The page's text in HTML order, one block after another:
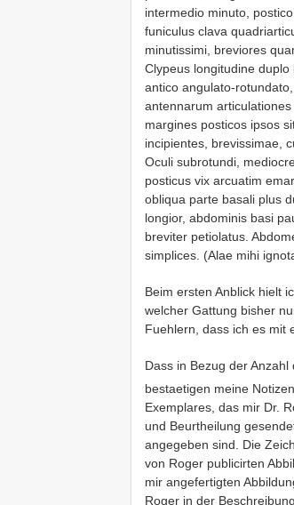
intermedio minuto,
funiculus clava
minutissimi, breviores
Clypeus longitudine
antico angulato-
antennarum
margines posticos ipsos
incipientes, brevissimae,
Oculi subrotundi,
posticus vix arcuatim
obliqua parte basali plus
longior, abdominis basi
breviter petiolatus.
simplices. (Alae mihi
Beim ersten Anblick hielt
welcher Gattung bisher
Fuehlern, dass ich es mit
Dass in Bezug der
bestaetigen meine
Exemplares, das mir Dr.
und Beurtheilung
angegeben sind. Die
von Roger publicirten
mir angefertigten
Roger in der